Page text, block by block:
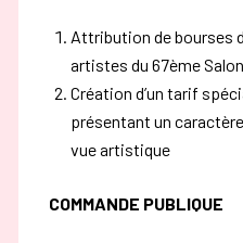
Attribution de bourses
artistes du 67ème
Création d’un tarif
présentant un
vue artistique
COMMANDE PUBLIQUE